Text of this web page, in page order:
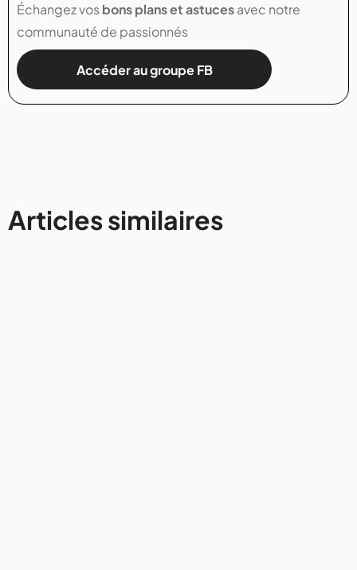
Échangez vosbons plans et astucesavec notre
communauté de passionnés
Accéder au groupe FB
Articles similaires